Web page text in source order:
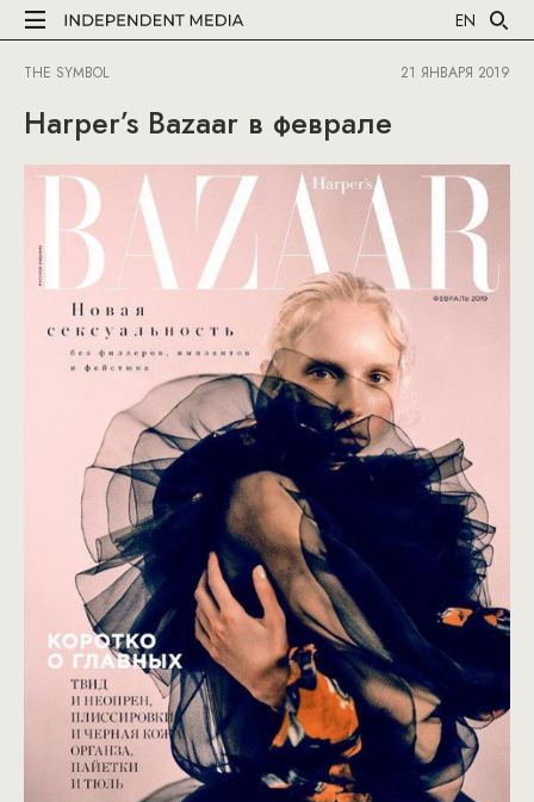
EN
THE SYMBOL 21 ЯНВАРЯ 2019
Harper’s Bazaar в феврале